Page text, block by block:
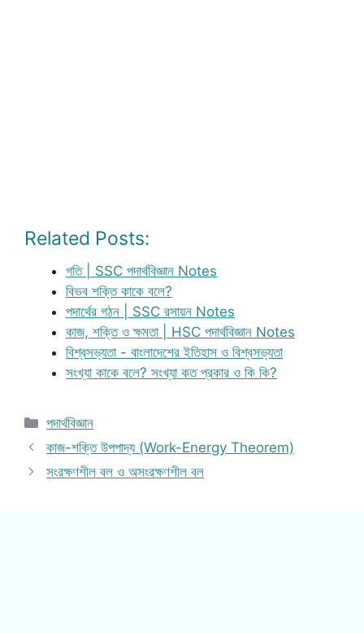
Related Posts:
গতি | SSC পদার্থবিজ্ঞান Notes
বিভব শক্তি কাকে বলে?
পদার্থের গঠন | SSC রসায়ন Notes
কাজ, শক্তি ও ক্ষমতা | HSC পদার্থবিজ্ঞান Notes
বিশ্বসভ্যতা - বাংলাদেশের ইতিহাস ও বিশ্বসভ্যতা
সংখ্যা কাকে বলে? সংখ্যা কত প্রকার ও কি কি?
Categories
পদার্থবিজ্ঞান
কাজ-শক্তি উপপাদ্য (Work-Energy Theorem)
সংরক্ষণশীল বল ও অসংরক্ষণশীল বল